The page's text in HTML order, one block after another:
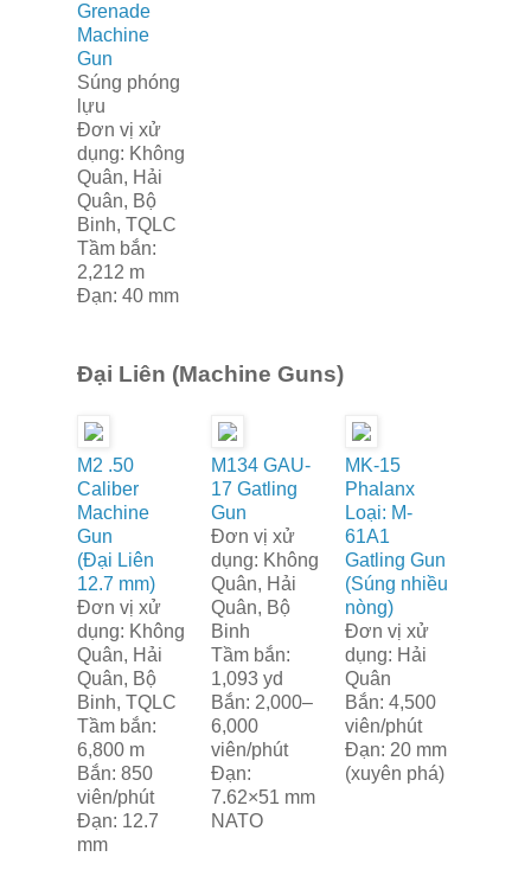
Grenade
Machine
Gun
Súng phóng
lựu
Đơn vị xử
dụng: Không
Quân, Hải
Quân, Bộ
Binh, TQLC
Tầm bắn:
2,212 m
Đạn: 40 mm
Đại Liên (Machine Guns)
M2 .50
Caliber
Machine
Gun
(Đại Liên
12.7 mm)
Đơn vị xử
dụng: Không
Quân, Hải
Quân, Bộ
Binh, TQLC
Tầm bắn:
6,800 m
Bắn: 850
viên/phút
Đạn: 12.7
mm
M134 GAU-
17 Gatling
Gun
Đơn vị xử
dụng: Không
Quân, Hải
Quân, Bộ
Binh
Tầm bắn:
1,093 yd
Bắn: 2,000–
6,000
viên/phút
Đạn:
7.62×51 mm
NATO
MK-15
Phalanx
Loại: M-
61A1
Gatling Gun
(Súng nhiều
nòng)
Đơn vị xử
dụng: Hải
Quân
Bắn: 4,500
viên/phút
Đạn: 20 mm
(xuyên phá)